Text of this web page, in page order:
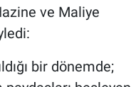
ve Maliye
bir dönemde;